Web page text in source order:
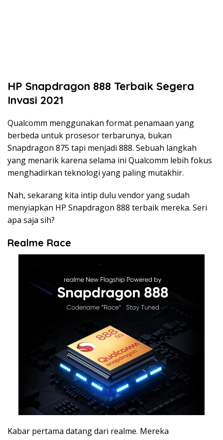
HP Snapdragon 888 Terbaik Segera
Invasi 2021
Qualcomm menggunakan format penamaan yang
berbeda untuk prosesor terbarunya, bukan
Snapdragon 875 tapi menjadi 888. Sebuah langkah
yang menarik karena selama ini Qualcomm lebih fokus
menghadirkan teknologi yang paling mutakhir.
Nah, sekarang kita intip dulu vendor yang sudah
menyiapkan HP Snapdragon 888 terbaik mereka. Seri
apa saja sih?
Realme Race
Kabar pertama datang dari realme. Mereka